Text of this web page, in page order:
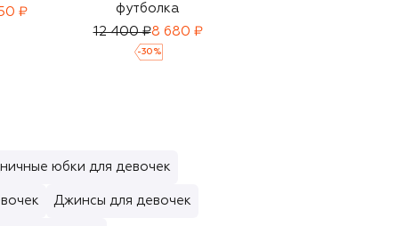
₽
футболка
12 400 ₽8 680 ₽
-30 %
юбки для девочек
Джинсы для девочек